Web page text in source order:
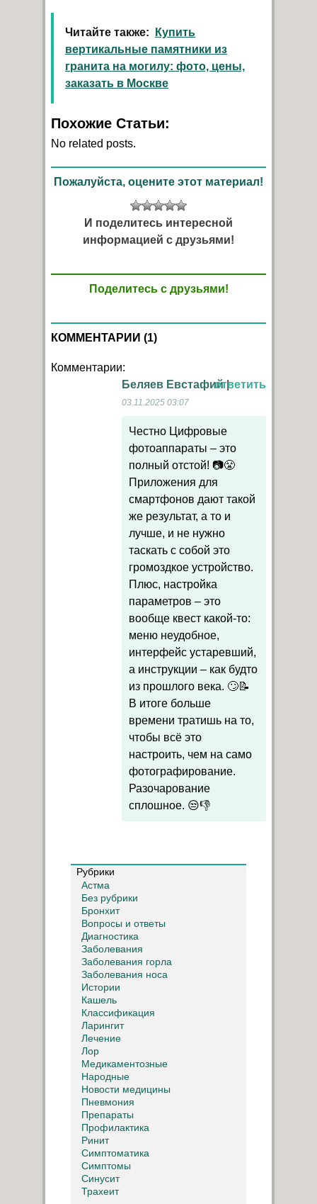
Читайте также:
Купить
вертикальные памятники из
гранита на могилу: фото, цены,
заказать в Москве
Похожие Статьи:
No related posts.
Пожалуйста, оцените этот материал!
И поделитесь интересной
информацией с друзьями!
Поделитесь с друзьями!
КОММЕНТАРИИ (1)
Комментарии:
Беляев Евстафий|
03.11.2025 03:07
ответить
Честно Цифровые
фотоаппараты – это
полный отстой! 📷😤
Приложения для
смартфонов дают такой
же результат, а то и
лучше, и не нужно
таскать с собой это
громоздкое устройство.
Плюс, настройка
параметров – это
вообще квест какой-то:
меню неудобное,
интерфейс устаревший,
а инструкции – как будто
из прошлого века. 🙄📝
В итоге больше
времени тратишь на то,
чтобы всё это
настроить, чем на само
фотографирование.
Разочарование
сплошное. 😒👎
Рубрики
Астма
Без рубрики
Бронхит
Вопросы и ответы
Диагностика
Заболевания
Заболевания горла
Заболевания носа
Истории
Кашель
Классификация
Ларингит
Лечение
Лор
Медикаментозные
Народные
Новости медицины
Пневмония
Препараты
Профилактика
Ринит
Симптоматика
Симптомы
Синусит
Трахеит